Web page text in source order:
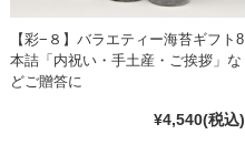
【彩−８】バラエティー海苔ギフト8
本詰「内祝い・手土産・ご挨拶」な
どご贈答に
¥4,540(税込)